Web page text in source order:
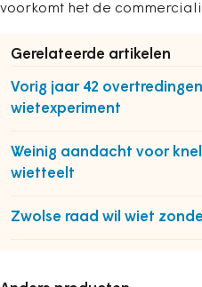
voorkomt het de
Gerelateerde artikelen
Vorig jaar 42
wietexperiment
Weinig aandacht voor
wietteelt
Zwolse raad wil wiet